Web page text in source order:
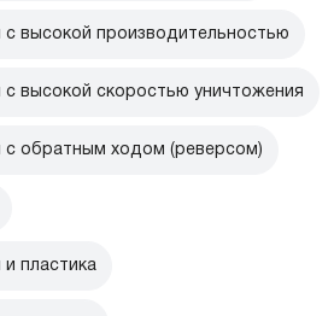
высокой производительностью
высокой скоростью уничтожения
обратным ходом (реверсом)
пластика